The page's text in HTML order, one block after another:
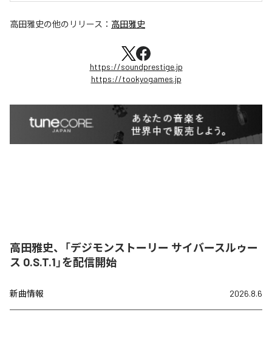
高田雅史の他のリリース： 高田雅史
https://soundprestige.jp
https://tookyogames.jp
高田雅史、「デジモンストーリー サイバースルゥー
ス O.S.T.1」を配信開始
新曲情報 2026.8.6